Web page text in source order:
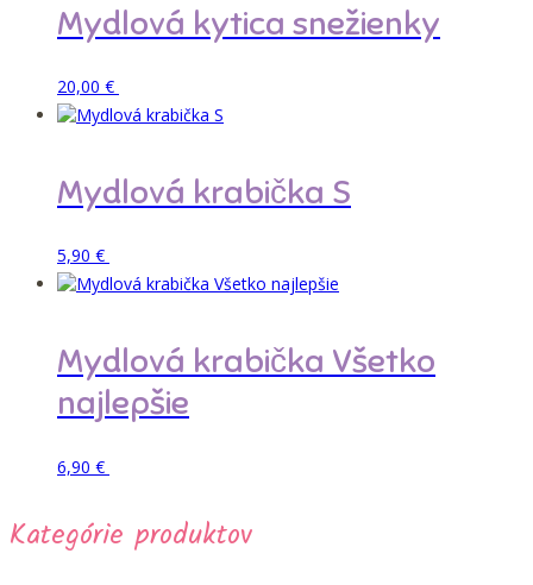
Mydlová kytica snežienky
20,00 €
Mydlová krabička S
5,90 €
Mydlová krabička Všetko
najlepšie
6,90 €
Kategórie produktov